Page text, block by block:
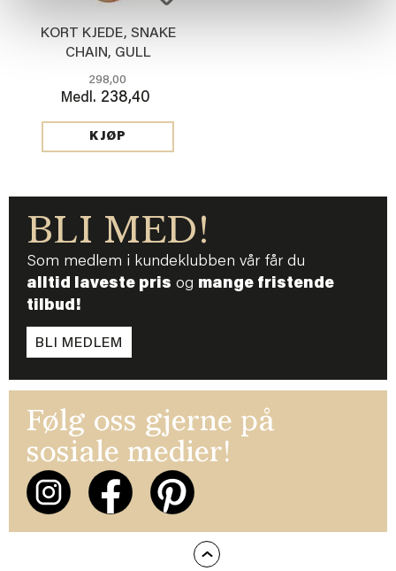
KORT KJEDE, SNAKE
CHAIN, GULL
298,00
Medl. 238,40
KJØP
BLI MED!
Som medlem i kundeklubben vår får du
alltid laveste pris og mange fristende
tilbud!
BLI MEDLEM
Følg oss gjerne på
sosiale medier!